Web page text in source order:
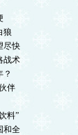
狼
尽快
战术
？
伴
料”
和全